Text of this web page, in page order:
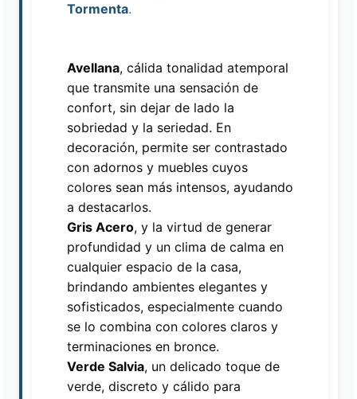
Tormenta.
Avellana, cálida tonalidad atemporal
que transmite una sensación de
confort, sin dejar de lado la
sobriedad y la seriedad. En
decoración, permite ser contrastado
con adornos y muebles cuyos
colores sean más intensos, ayudando
a destacarlos.
Gris Acero, y la virtud de generar
profundidad y un clima de calma en
cualquier espacio de la casa,
brindando ambientes elegantes y
sofisticados, especialmente cuando
se lo combina con colores claros y
terminaciones en bronce.
Verde Salvia, un delicado toque de
verde, discreto y cálido para
Asistente EMAPI
En línea ahora